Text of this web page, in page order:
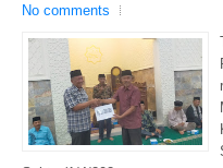
No comments